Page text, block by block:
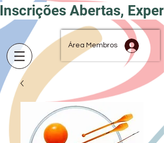
Inscrições Abertas,
Área Membros